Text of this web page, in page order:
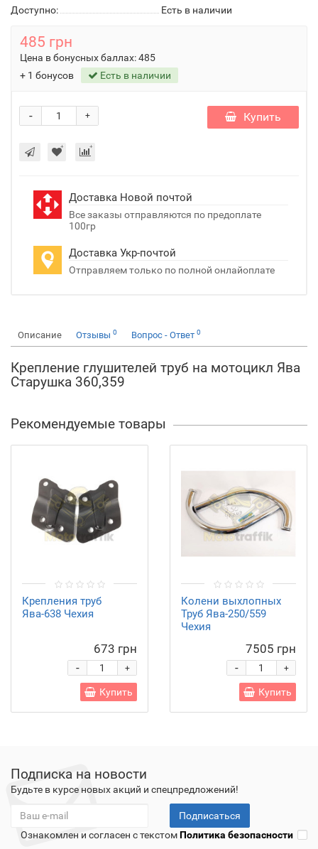
Доступно:
Есть в наличии
485 грн
Цена в бонусных баллах:485
+ 1 бонусов
Есть в наличии
+
- Купить
Доставка Новой почтой
Все заказы отправляются по предоплате
100гр
Доставка Укр-почтой
Отправляем только по полной онлайоплате
Описание Отзывы 0 Вопрос - Ответ 0
Крепление глушителей труб на мотоцикл Ява
Старушка 360,359
Рекомендуемые товары
Крепления труб
Ява-638 Чехия
673 грн
+
-
Купить
Колени выхлопных
Труб Ява-250/559
Чехия
7505 грн
+
-
Купить
Подписка на новости
Будьте в курсе новых акций и спецпредложений!
Подписаться
Ознакомлен и согласен с текстомПолитика безопасности